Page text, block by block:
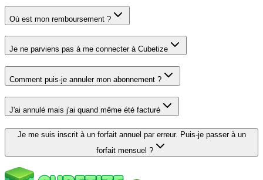
Où est mon remboursement ?
Je ne parviens pas à me connecter à Cubetize
Comment puis-je annuler mon abonnement ?
J'ai annulé mais j'ai quand même été facturé
Je me suis inscrit à un forfait annuel par erreur. Puis-je passer à un
forfait mensuel ?